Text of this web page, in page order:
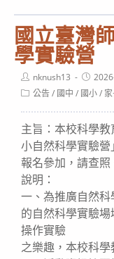
國立臺灣
學實驗營
Post
author:
nknush13
Post
Post公告/ 國中 / 國小/
主旨：本校科學
小自然科學實驗
報名參加，請查照
說明：
一、為推廣自然科
的自然科學實驗
操作實驗
之樂趣，本校科